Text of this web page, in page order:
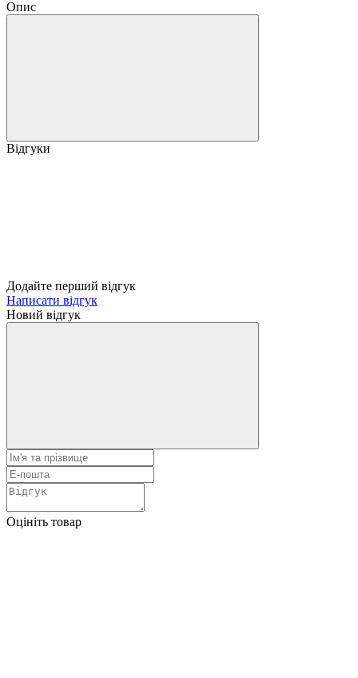
Опис
Відгуки
Додайте перший відгук
Написати відгук
Новий відгук
Оцініть товар